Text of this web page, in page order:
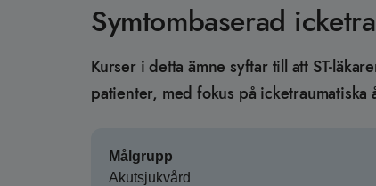
Symtombaserad
Kurser i detta ämne syftar till att ST-
patienter, med fokus på icketraumatiska
Målgrupp
Akutsjukvård